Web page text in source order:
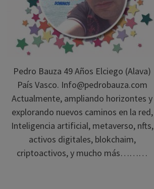
Pedro Bauza 49 Años Elciego (Alava)
País Vasco. Info@pedrobauza.com
Actualmente, ampliando horizontes y
explorando nuevos caminos en la red,
Inteligencia artificial, metaverso, nfts,
activos digitales, blokchaim,
criptoactivos, y mucho más………